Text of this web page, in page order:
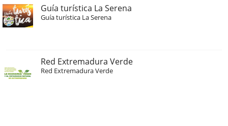
Guía turística La Serena
Guía turística La Serena
Red Extremadura Verde
Red Extremadura Verde